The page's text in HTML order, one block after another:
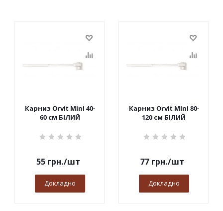
Карниз Orvit Mini 40-
60 см БІЛИЙ
55грн./шт
Докладно
Карниз Orvit Mini 80-
120 см БІЛИЙ
77грн./шт
Докладно